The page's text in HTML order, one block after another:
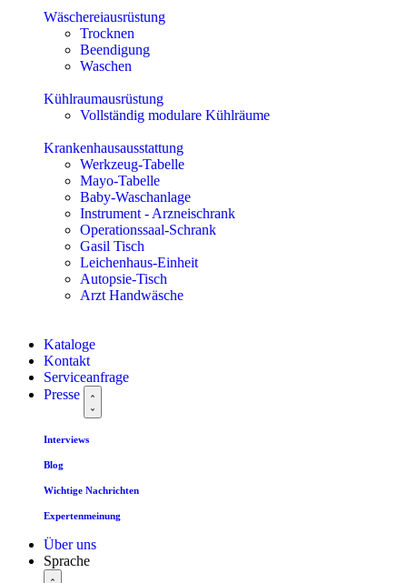
Wäschereiausrüstung
Trocknen
Beendigung
Waschen
Kühlraumausrüstung
Vollständig modulare Kühlräume
Krankenhausausstattung
Werkzeug-Tabelle
Mayo-Tabelle
Baby-Waschanlage
Instrument - Arzneischrank
Operationssaal-Schrank
Gasil Tisch
Leichenhaus-Einheit
Autopsie-Tisch
Arzt Handwäsche
Kataloge
Kontakt
Serviceanfrage
Presse
Interviews
Blog
Wichtige Nachrichten
Expertenmeinung
Über uns
Sprache